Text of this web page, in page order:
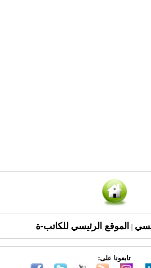
الموقع الرئيسي للكاتب-ة
تابعونا على: